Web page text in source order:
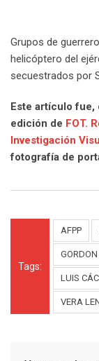
Grupos de
helicóptero del
secuestrados por
Este artículo fue,
edición de FOT.
Investigación
fotografía de
Tags:
AFPP
GORDON
LUIS
VERA